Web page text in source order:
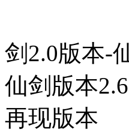
剑2.0版本-
仙剑版本
再现版本